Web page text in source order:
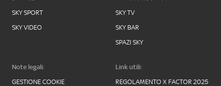
SKY SPORT
SKY VIDEO
SKY TV
SKY BAR
SPAZI SKY
Note legali:
GESTIONE COOKIE
Link utili:
REGOLAMENTO X FACTOR 2025